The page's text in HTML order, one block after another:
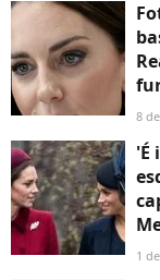
8
'É
1